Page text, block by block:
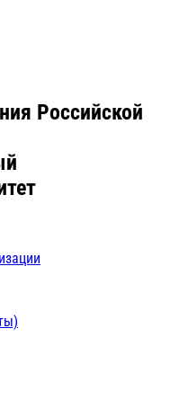
Российской